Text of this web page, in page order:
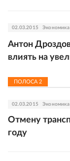
02.03.2015 Экономика
Антон
влиять на
ПОЛОСА 2
02.03.2015 Экономика
Отмену
году